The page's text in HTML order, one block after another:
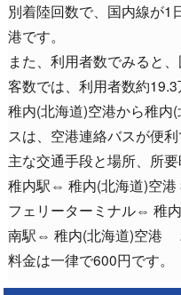
別着陸回数で、国内線が1
港です。
また、利用者数でみると
客数では、利用者数約19.3
稚内(北海道)空港から稚内
スは、空港連絡バスが便利
主な交通手段と場所、所
稚内駅⇔ 稚内(北海道)空港
フェリーターミナル⇔ 稚
南駅⇔ 稚内(北海道)空港
料金は一律で600円です。